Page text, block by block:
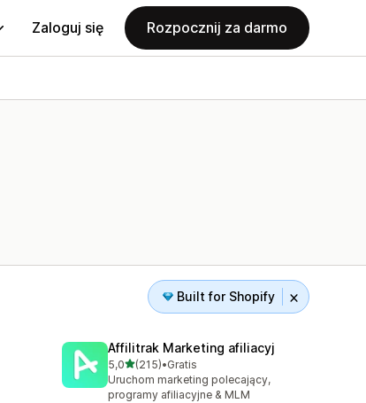
Zaloguj się Rozpocznij za darmo
Built for Shopify
Affilitrak Marketing afiliacyj
5,0na 5 gwiazdek
(215)
Łączna liczba recenzji: 215
•Gratis
Uruchom marketing polecający,
programy afiliacyjne & MLM